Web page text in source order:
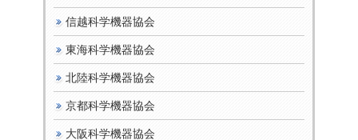
信越科学機器協会
東海科学機器協会
北陸科学機器協会
京都科学機器協会
大阪科学機器協会